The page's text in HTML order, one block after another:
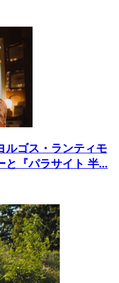
ルゴス・ランティモ
と『パラサイト 半...